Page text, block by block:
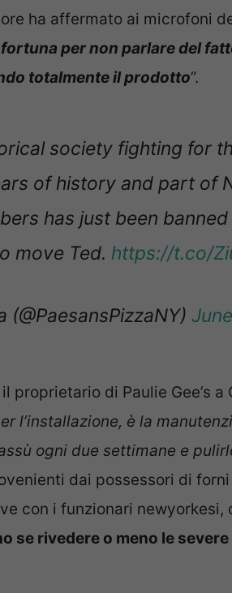
ha affermato ai microfoni
per non parlare del
totalmente il prodotto”.
society fighting for
of history and part of
has just been
move Ted. https://t.co/
proprietario di Paulie Gee’s
l’installazione, è la
ogni due settimane e
dai possessori di
con i funzionari newyorkesi,
se rivedere o meno le